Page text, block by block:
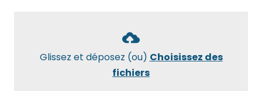
Glissez et déposez (ou) Choisissez des
fichiers